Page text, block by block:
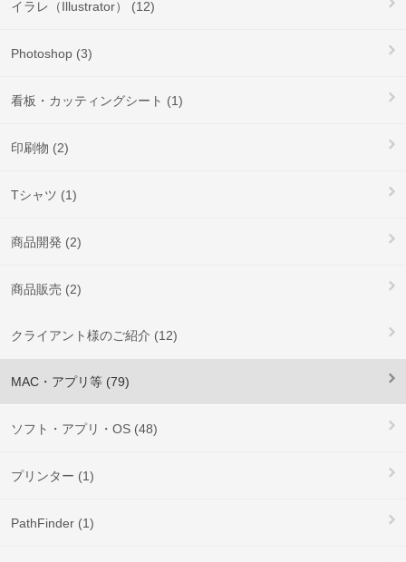
イラレ（Illustrator） (12)
Photoshop (3)
看板・カッティングシート (1)
印刷物 (2)
Tシャツ (1)
商品開発 (2)
商品販売 (2)
クライアント様のご紹介 (12)
MAC・アプリ等 (79)
ソフト・アプリ・OS (48)
プリンター (1)
PathFinder (1)